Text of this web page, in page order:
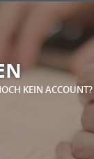
KEIN ACCOUNT?